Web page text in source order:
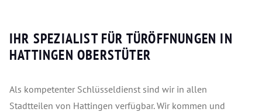
IHR SPEZIALIST FÜR TÜRÖFFNUNGEN IN
HATTINGEN OBERSTÜTER
Als kompetenter Schlüsseldienst sind wir in allen
Stadtteilen von Hattingen verfügbar. Wir kommen und